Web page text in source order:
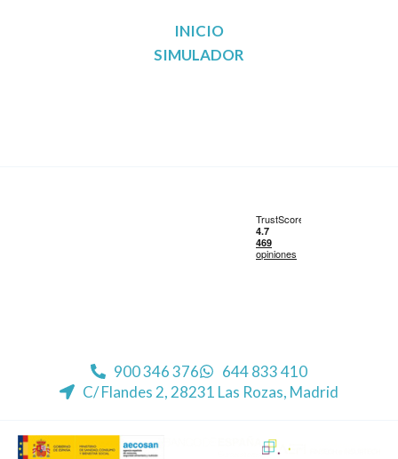
INICIO
SIMULADOR
900 346 376
644 833 410
C/ Flandes 2, 28231 Las Rozas, Madrid